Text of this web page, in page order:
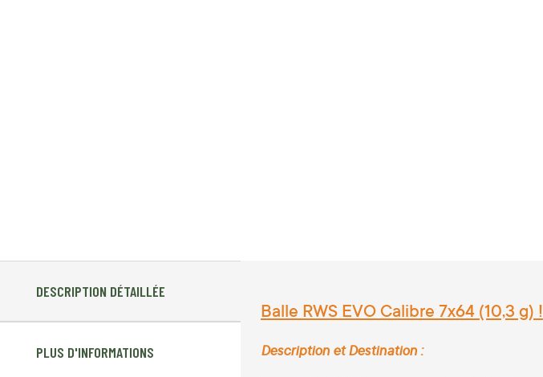
DESCRIPTION DÉTAILLÉE
PLUS D'INFORMATIONS
Balle RWS EVO Calibre 7x64 (10,3 g) !
Description et Destination :